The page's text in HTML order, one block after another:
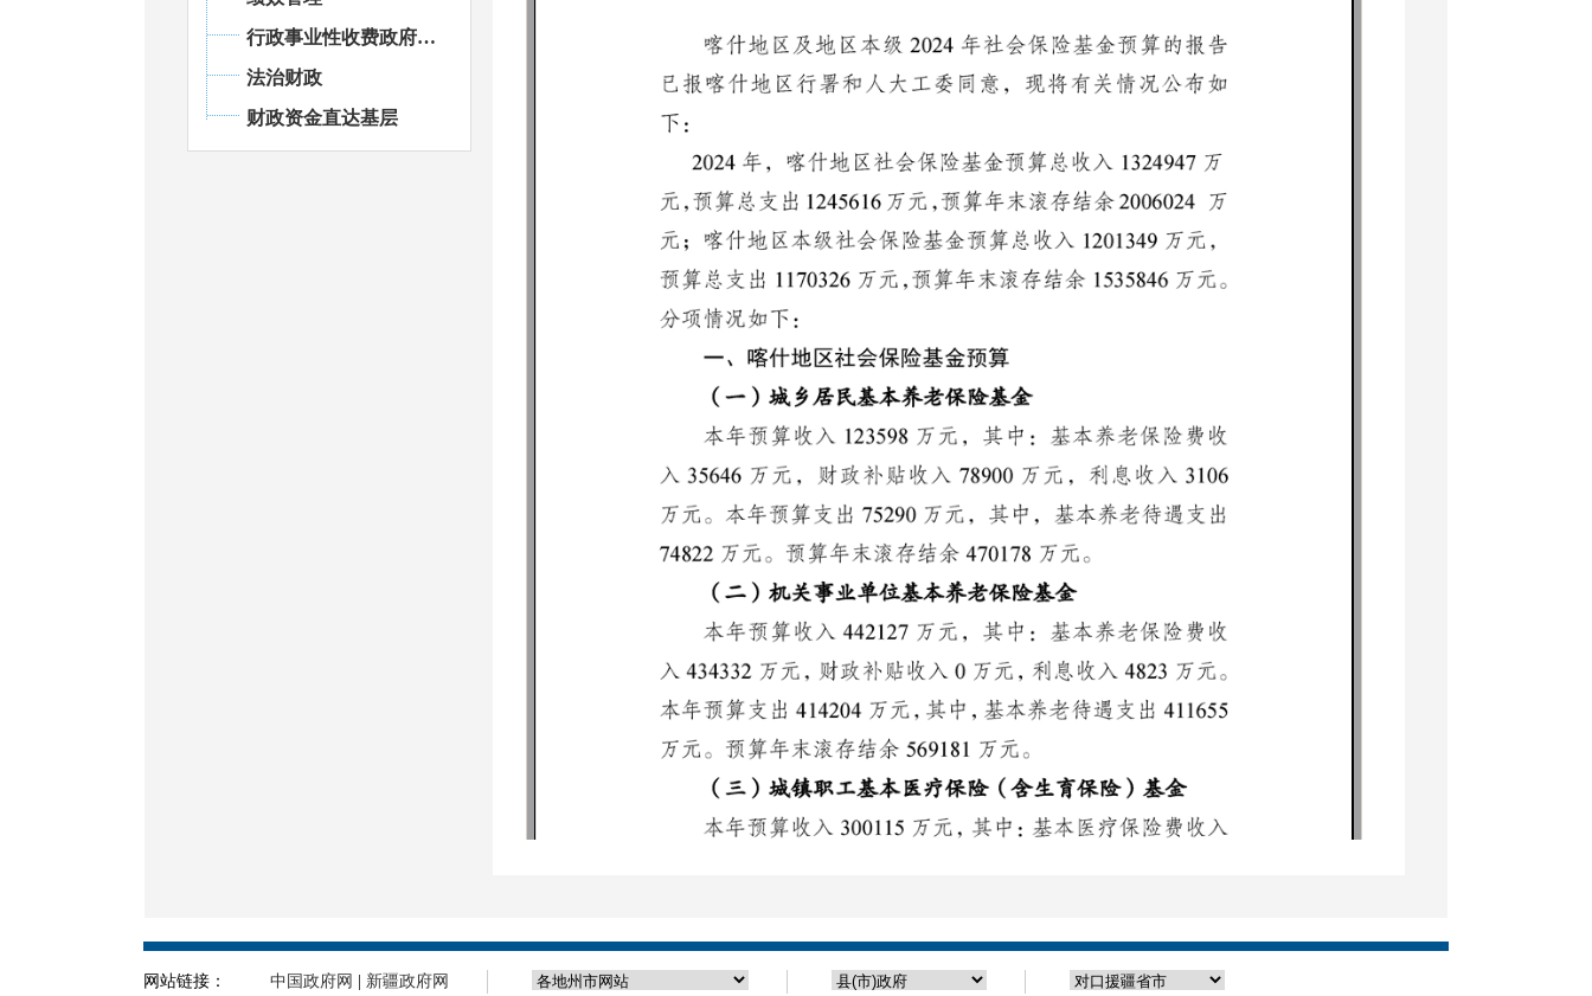
行政事业性收费政府基金
法治财政
财政资金直达基层
网站链接： 中国政府网 新疆政府网